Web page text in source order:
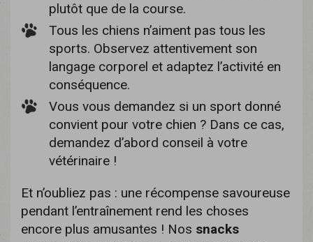
plutôt que de la course.
Tous les chiens n’aiment pas tous les
sports. Observez attentivement son
langage corporel et adaptez l’activité en
conséquence.
Vous vous demandez si un sport donné
convient pour votre chien ? Dans ce cas,
demandez d’abord conseil à votre
vétérinaire !
Et n’oubliez pas : une récompense savoureuse
pendant l’entraînement rend les choses
encore plus amusantes ! Nos snacks